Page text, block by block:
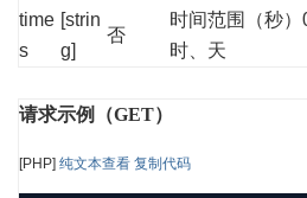
time
s
[strin
g]
否
时间范围（秒）
时、天
请求示例（GET）
[PHP] 纯文本查看 复制代码